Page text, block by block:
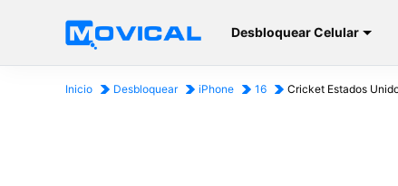
Desbloquear Celular
Inicio Desbloquear iPhone 16 Cricket Estados